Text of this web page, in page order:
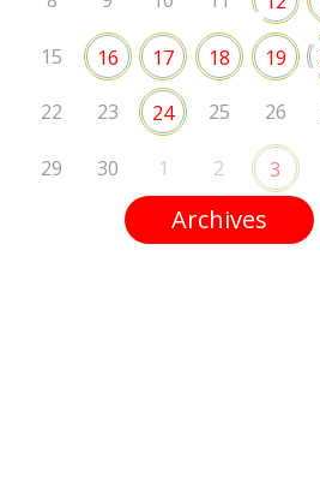
15 16 17 18 19
22 23 24 25 26
29 30 1 2 3
Archives